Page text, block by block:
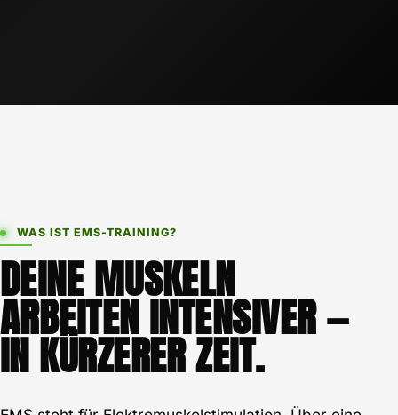
WAS IST EMS-TRAINING?
DEINE MUSKELN
ARBEITEN INTENSIVER —
IN KÜRZERER ZEIT.